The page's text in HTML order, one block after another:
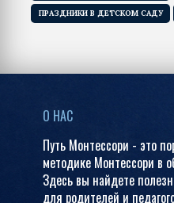
ПРАЗДНИКИ В ДЕТСКОМ САДУ
О НАС
Путь Монтессори - это
методике Монтессори в
Здесь вы найдете
для родителей и